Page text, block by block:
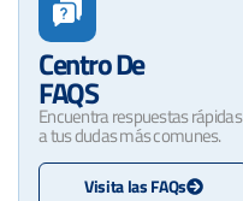
Centro De
FAQS
Encuentra respuestas rápidas
a tus dudas más comunes.
Visita las FAQs